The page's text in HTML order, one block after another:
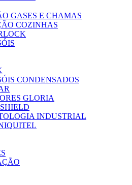
GASES E CHAMAS
COZINHAS
CONDENSADOS
GLORIA
INDUSTRIAL